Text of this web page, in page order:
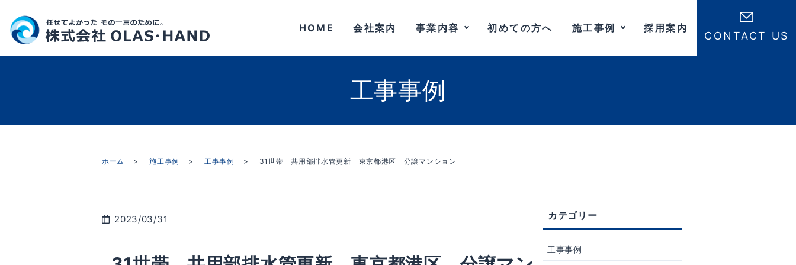
HOME 会社案内 事業内容 初めての方へ 施工事例 採用案内
CONTACT US
工事事例
ホーム 施工事例 工事事例 31世帯 共用部排水管更新 東京都港区 分譲マンション
2023/03/31
工事事例